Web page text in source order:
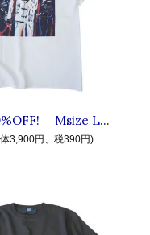
SALE 40%OFF! _ Msize L.I.F.E #1 DNA ◆ LIVE IN FAB EARTH リブインファブアース : 半袖ディーエヌエーTシャツ White
3,900円、税390円)